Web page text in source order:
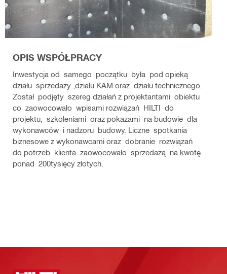
OPIS WSPÓŁPRACY
Inwestycja od samego początku była pod opieką
działu sprzedaży ,działu KAM oraz działu technicznego.
Został podjęty szereg działań z projektantami obiektu
co zaowocowało wpisami rozwiązań HILTI do
projektu, szkoleniami oraz pokazami na budowie dla
wykonawców i nadzoru budowy. Liczne spotkania
biznesowe z wykonawcami oraz dobranie rozwiązań
do potrzeb klienta zaowocowało sprzedażą na kwotę
ponad 200tysięcy złotych.